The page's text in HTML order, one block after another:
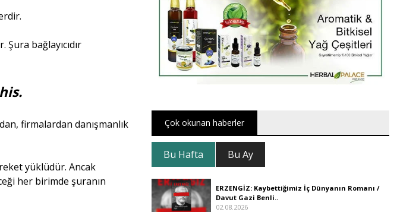
bağlayıcıdır
firmalardan danışmanlık
yüklüdür. Ancak
her birimde şuranın
Çok okunan haberler
Bu Hafta Bu Ay
ERZENGİZ: Kaybettiğimiz İç Dünyanın Romanı /
Davut Gazi Benli..
02.08.2026